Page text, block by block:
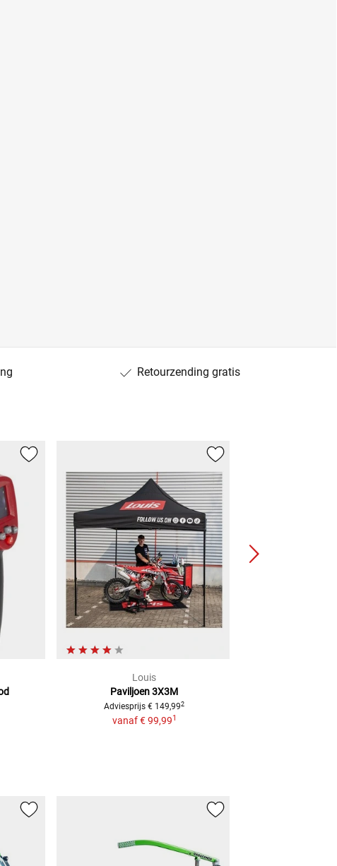
Retourzending gratis
Louis
Paviljoen 3X3M
Adviesprijs € 149,992
vanaf € 99,991